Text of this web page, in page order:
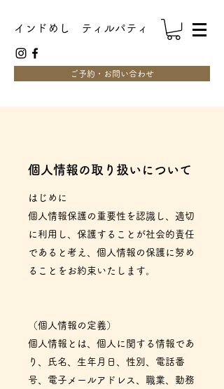
インドめし ティルパティ
ご予約・お問い合わせ
個人情報の取り扱いについて
はじめに
個人情報保護の重要性を認識し、適切
に利用し、保護することが社会的責任
であると考え、個人情報の保護に努め
ることをお約束いたします。
（個人情報の定義）
個人情報とは、個人に関する情報であ
り、氏名、生年月日、性別、電話番
号、電子メールアドレス、職業、勤務